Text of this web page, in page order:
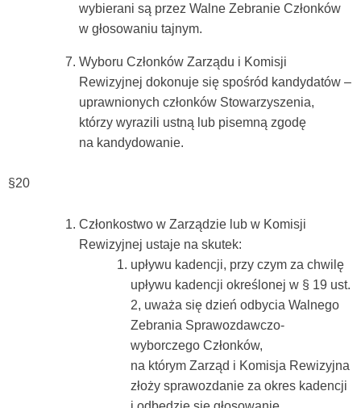
wybierani są przez Walne Zebranie Członków
w głosowaniu tajnym.
Wyboru Członków Zarządu i Komisji
Rewizyjnej dokonuje się spośród kandydatów –
uprawnionych członków Stowarzyszenia,
którzy wyrazili ustną lub pisemną zgodę
na kandydowanie.
§20
Członkostwo w Zarządzie lub w Komisji
Rewizyjnej ustaje na skutek:
upływu kadencji, przy czym za chwilę
upływu kadencji określonej w § 19 ust.
2, uważa się dzień odbycia Walnego
Zebrania Sprawozdawczo-
wyborczego Członków,
na którym Zarząd i Komisja Rewizyjna
złoży sprawozdanie za okres kadencji